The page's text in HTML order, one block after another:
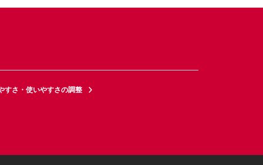
すさ・使いやすさの調整